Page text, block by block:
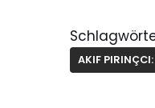
AKIF